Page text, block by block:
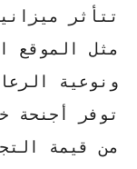
تتأثر
مثل الموقع
ونوعية
توفر أجنحة
من قيمة